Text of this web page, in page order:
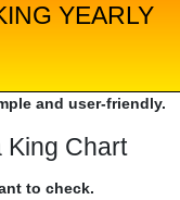
YEARLY
and user-friendly.
King Chart
to check.